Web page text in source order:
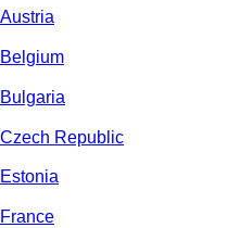
Austria
Belgium
Bulgaria
Czech Republic
Estonia
France